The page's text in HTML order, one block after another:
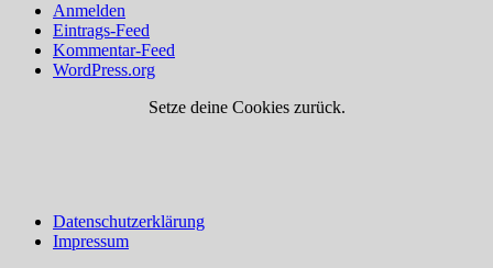
Anmelden
Eintrags-Feed
Kommentar-Feed
WordPress.org
Setze deine Cookies zurück.
Datenschutzerklärung
Impressum